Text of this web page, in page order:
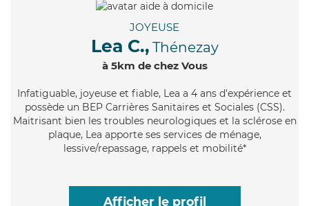
JOYEUSE
Lea C., Thénezay
à 5km de chez Vous
Infatiguable, joyeuse et fiable, Lea a 4 ans d'expérience et
possède un BEP Carrières Sanitaires et Sociales (CSS).
Maitrisant bien les troubles neurologiques et la sclérose en
plaque, Lea apporte ses services de ménage,
lessive/repassage, rappels et mobilité*
Afficher le profil